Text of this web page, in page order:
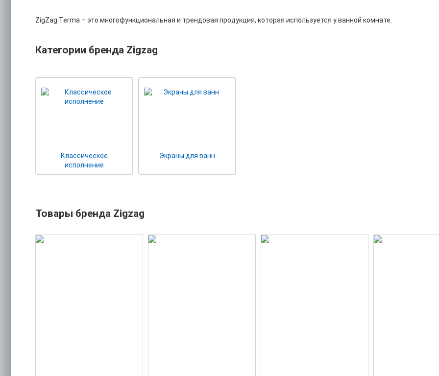
ZigZag Terma – это многофункциональная и трендовая продукция, которая используется у ванной комнате.
Категории бренда Zigzag
Классическое
исполнение
Экраны для ванн
Товары бренда Zigzag